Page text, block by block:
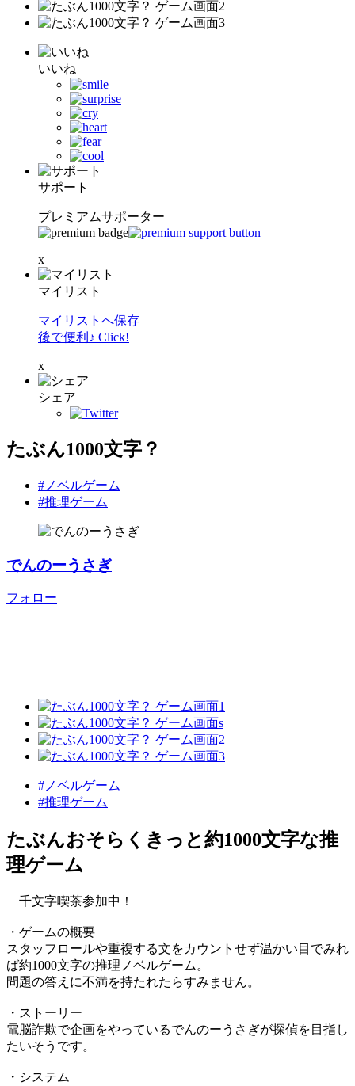
いいね
サポート
プレミアムサポーター
x
マイリスト
マイリストへ保存
後で便利♪ Click!
x
シェア
たぶん1000文字？
#ノベルゲーム
#推理ゲーム
でんのーうさぎ
フォロー
#ノベルゲーム
#推理ゲーム
たぶんおそらくきっと約1000文字な推
理ゲーム
千文字喫茶参加中！
・ゲームの概要
スタッフロールや重複する文をカウントせず温かい目でみれ
ば約1000文字の推理ノベルゲーム。
問題の答えに不満を持たれたらすみません。
・ストーリー
電脳詐欺で企画をやっているでんのーうさぎが探偵を目指し
たいそうです。
・システム